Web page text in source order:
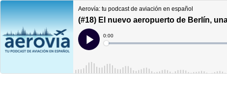
Aerovía: tu podcast de aviación en español
(#18) El nuevo aeropuerto de Berlín,
Play
Current
Time
0:00
Loaded: